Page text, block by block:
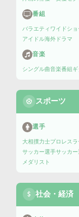
番組
バラエティ ワイドショ
アイドル海外ドラマ
音楽
シングル曲音楽番組ギ
スポーツ
選手
大相撲力士プロレスラ
サッカー選手サッカ
メダリスト
社会・経済